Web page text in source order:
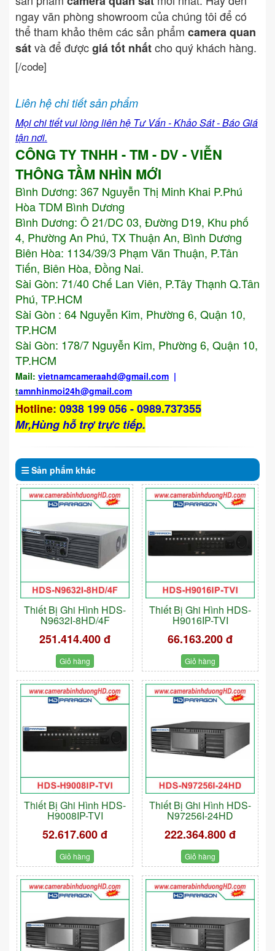
ngay văn phòng showroom của chúng tôi để có
thể tham khảo thêm các sản phẩm camera quan
sátvà để đượcgiá tốt nhấtcho quý khách hàng.
[/code]
Liên hệ chi tiết sản phẩm
Mọi chi tiết vui lòng liên hệ Tư Vấn - Khảo Sát - Báo Giá
tận nơi.
CÔNG TY TNHH - TM - DV - VIỄN
THÔNG TẦM NHÌN MỚI
Bình Dương: 367 Nguyễn Thị Minh Khai P.Phú
Hòa TDM Bình Dương
Bình Dương: Ô 21/DC 03, Đường D19, Khu phố
4, Phường An Phú, TX Thuận An, Bình Dương
Biên Hòa: 1134/39/3 Phạm Văn Thuận, P.Tân
Tiến, Biên Hòa, Đồng Nai.
Sài Gòn: 71/40 Chế Lan Viên, P.Tây Thạnh Q.Tân
Phú, TP.HCM
Sài Gòn : 64 Nguyễn Kim, Phường 6, Quận 10,
TP.HCM
Sài Gòn: 178/7 Nguyễn Kim, Phường 6, Quận 10,
TP.HCM
Mail: vietnamcameraahd@gmail.com |
tamnhinmoi24h@gmail.com
Hotline: 0938 199 056 - 0989.737355
Mr,Hùng hỗ trợ trực tiếp.
Sản phẩm khác
Thiết Bị Ghi Hình HDS-
N9632I-8HD/4F
251.414.400 đ
Giỏ hàng
Thiết Bị Ghi Hình HDS-
H9016IP-TVI
66.163.200 đ
Giỏ hàng
Thiết Bị Ghi Hình HDS-
H9008IP-TVI
52.617.600 đ
Giỏ hàng
Thiết Bị Ghi Hình HDS-
N97256I-24HD
222.364.800 đ
Giỏ hàng